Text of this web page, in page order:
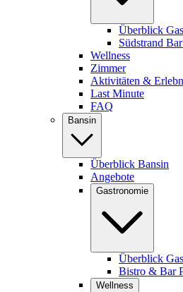
Überblick
Südstrand
Wellness
Zimmer
Aktivitäten &
Last Minute
FAQ
Bansin
Überblick Bansin
Angebote
Gastronomie
Überblick
Bistro & Bar
Wellness